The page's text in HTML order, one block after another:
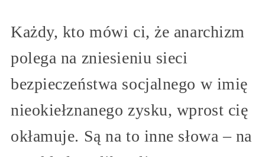
Każdy, kto mówi ci, że anarchizm
polega na zniesieniu sieci
bezpieczeństwa socjalnego w imię
nieokiełznanego zysku, wprost cię
okłamuje. Są na to inne słowa – na